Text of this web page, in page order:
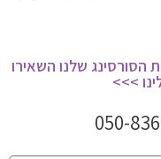
הסורסינג שלנו השאירו
>>>